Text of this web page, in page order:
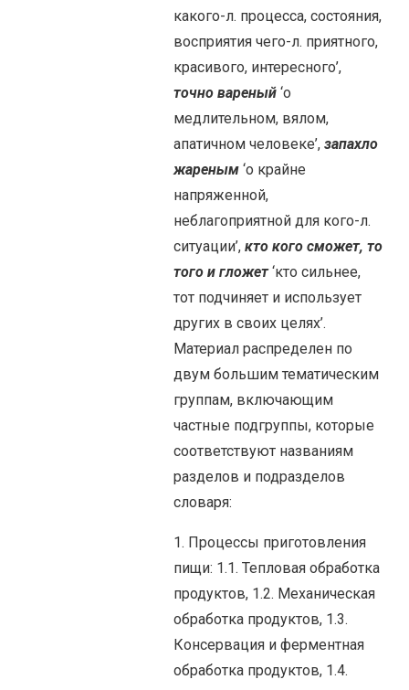
какого-л. процесса, состояния,
восприятия чего-л. приятного,
красивого, интересного’,
точно вареный ‘о
медлительном, вялом,
апатичном человеке’, запахло
жареным ‘о крайне
напряженной,
неблагоприятной для кого-л.
ситуации’, кто кого сможет, то
того и гложет‘кто сильнее,
тот подчиняет и использует
других в своих целях’.
Материал распределен по
двум большим тематическим
группам, включающим
частные подгруппы, которые
соответствуют названиям
разделов и подразделов
словаря:
1. Процессы приготовления
пищи: 1.1. Тепловая обработка
продуктов, 1.2. Механическая
обработка продуктов, 1.3.
Консервация и ферментная
обработка продуктов, 1.4.